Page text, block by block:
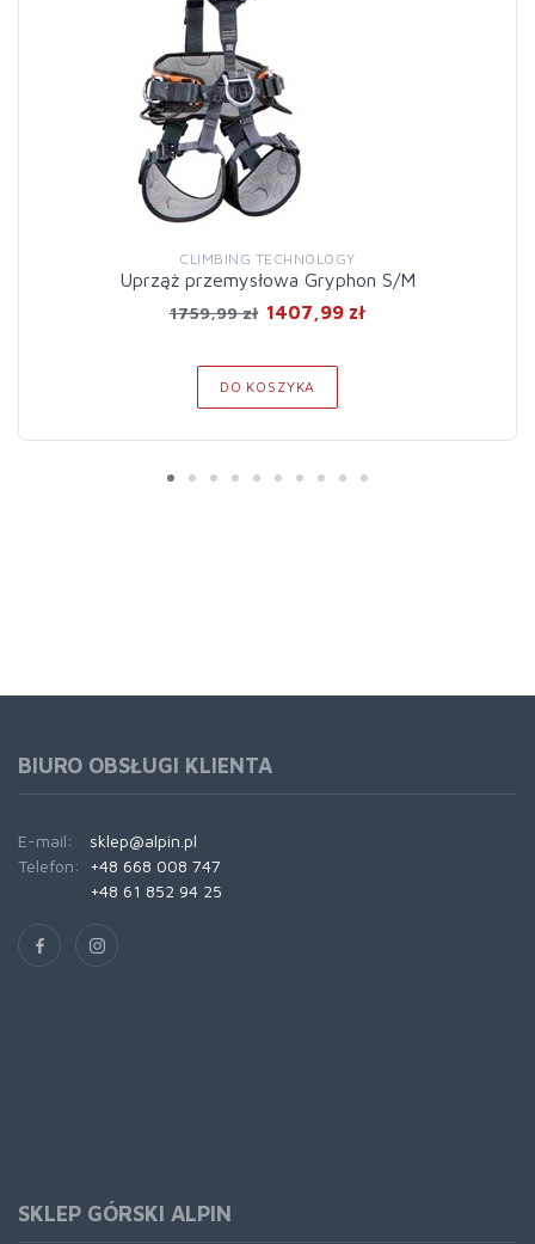
CLIMBING TECHNOLOGY
Uprząż przemysłowa Gryphon S/M
1759,99 zł 1407,99 zł
DO KOSZYKA
BIURO OBSŁUGI KLIENTA
E-mail:
sklep@alpin.pl
Telefon:
+48 668 008 747
+48 61 852 94 25
SKLEP GÓRSKI ALPIN